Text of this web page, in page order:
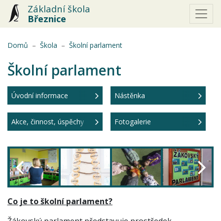
Základní škola
Březnice
Domů Škola Školní parlament(aktuální)
Školní parlament
Úvodní informace Nástěnka
Akce, činnost, úspěchy Fotogalerie
Co je to školní parlament?